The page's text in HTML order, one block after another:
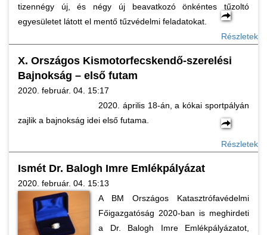
tizennégy új, és négy új beavatkozó önkéntes tűzoltó
egyesületet látott el mentő tűzvédelmi feladatokat.
Részletek
X. Országos Kismotorfecskendő-szerelési
Bajnokság – első futam
2020. február. 04. 15:17
2020. április 18-án, a kókai sportpályán
zajlik a bajnokság idei első futama.
Részletek
Ismét Dr. Balogh Imre Emlékpályázat
2020. február. 04. 15:13
A BM Országos Katasztrófavédelmi
Főigazgatóság 2020-ban is meghirdeti
a Dr. Balogh Imre Emlékpályázatot,